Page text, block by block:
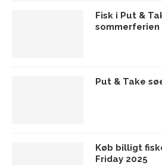
Fisk i Put &
sommerferien
Put & Take
Køb billigt
Friday 2025